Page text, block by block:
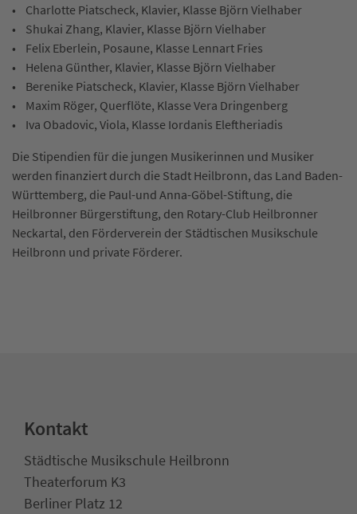
• Charlotte Piatscheck, Klavier, Klasse Björn Vielhaber
• Shukai Zhang, Klavier, Klasse Björn Vielhaber
• Felix Eberlein, Posaune, Klasse Lennart Fries
• Helena Günther, Klavier, Klasse Björn Vielhaber
• Berenike Piatscheck, Klavier, Klasse Björn Vielhaber
• Maxim Röger, Querflöte, Klasse Vera Dringenberg
• Iva Obadovic, Viola, Klasse Iordanis Eleftheriadis
Die Stipendien für die jungen Musikerinnen und Musiker
werden finanziert durch die Stadt Heilbronn, das Land Baden-
Württemberg, die Paul-und Anna-Göbel-Stiftung, die
Heilbronner Bürgerstiftung, den Rotary-Club Heilbronner
Neckartal, den Förderverein der Städtischen Musikschule
Heilbronn und private Förderer.
Kontakt
Städtische Musikschule Heilbronn
Theaterforum K3
Berliner Platz 12